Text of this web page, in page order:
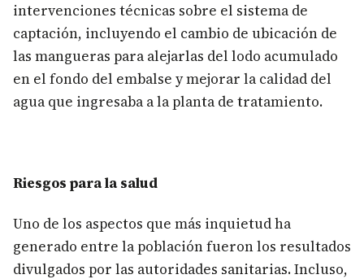
intervenciones técnicas sobre el sistema de
captación, incluyendo el cambio de ubicación de
las mangueras para alejarlas del lodo acumulado
en el fondo del embalse y mejorar la calidad del
agua que ingresaba a la planta de tratamiento.
Riesgos para la salud
Uno de los aspectos que más inquietud ha
generado entre la población fueron los resultados
divulgados por las autoridades sanitarias. Incluso,